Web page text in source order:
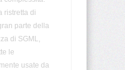
ristretta di
parte della
di SGML,
le
usate da